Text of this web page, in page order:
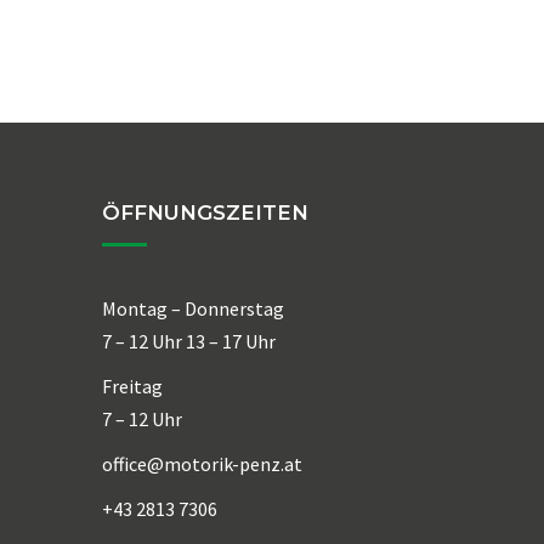
ÖFFNUNGSZEITEN
Montag – Donnerstag
7 – 12 Uhr 13 – 17 Uhr
Freitag
7 – 12 Uhr
office@motorik-penz.at
+43 2813 7306